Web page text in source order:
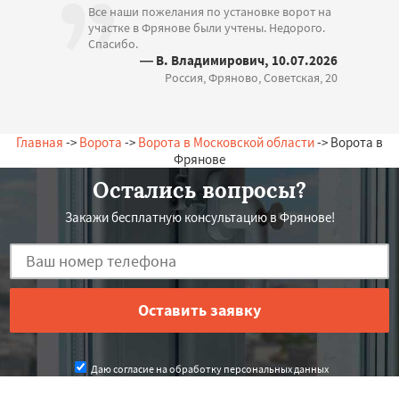
Все наши пожелания по установке ворот на
участке в Фрянове были учтены. Недорого.
Спасибо.
— В. Владимирович, 10.07.2026
Россия, Фряново, Советская, 20
Главная -> Ворота -> Ворота в Московской области-> Ворота в
Фрянове
Остались вопросы?
Закажи бесплатную консультацию в Фрянове!
Даю согласие на обработку персональных данных